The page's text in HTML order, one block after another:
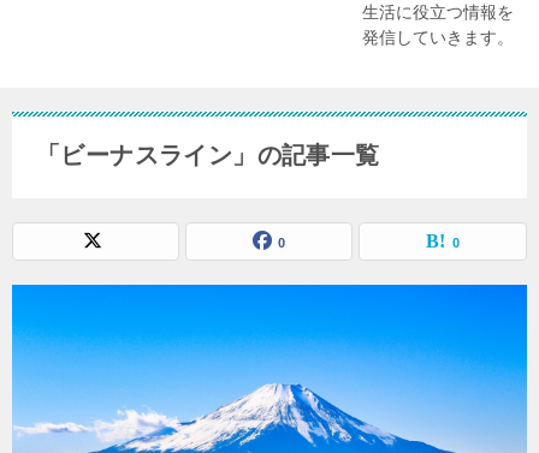
生活に役立つ情報を
発信していきます。
「ビーナスライン」の記事一覧
0 0